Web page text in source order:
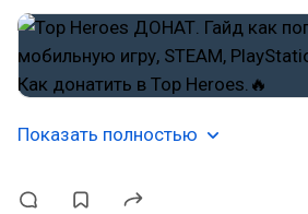
Показать полностью